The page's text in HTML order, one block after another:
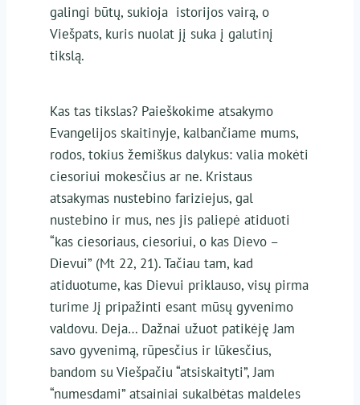
galingi būtų, sukioja istorijos vairą, o
Viešpats, kuris nuolat jį suka į galutinį
tikslą.
Kas tas tikslas? Paieškokime atsakymo
Evangelijos skaitinyje, kalbančiame mums,
rodos, tokius žemiškus dalykus: valia mokėti
ciesoriui mokesčius ar ne. Kristaus
atsakymas nustebino fariziejus, gal
nustebino ir mus, nes jis paliepė atiduoti
“kas ciesoriaus, ciesoriui, o kas Dievo –
Dievui” (Mt 22, 21). Tačiau tam, kad
atiduotume, kas Dievui priklauso, visų pirma
turime Jį pripažinti esant mūsų gyvenimo
valdovu. Deja… Dažnai užuot patikėję Jam
savo gyvenimą, rūpesčius ir lūkesčius,
bandom su Viešpačiu “atsiskaityti”, Jam
“numesdami” atsainiai sukalbėtas maldeles